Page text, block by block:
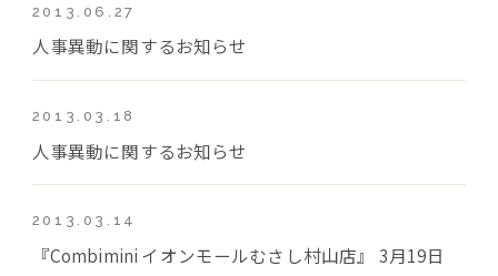
2013.06.27
人事異動に関するお知らせ
2013.03.18
人事異動に関するお知らせ
2013.03.14
『Combimini イオンモールむさし村山店』 3月19日